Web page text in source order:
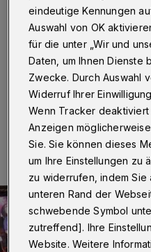
Wuppertal ·
Die kölsche
am 23. November 2019
Brauhaus.
21.10.2019 , 18:24 Uhr
eindeutige Kennungen
Auswahl von OK
für die unter „Wir und
Daten, um Ihnen Dienste
Zwecke. Durch Auswahl
Widerruf Ihrer
Wenn Tracker
Anzeigen
Sie. Sie können dieses
um Ihre Einstellungen zu
zu widerrufen, indem Sie
unteren Rand der
schwebende Symbol
zutreffend]. Ihre
Website. Weitere